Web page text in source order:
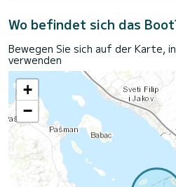
Wo befindet sich das
Bewegen Sie sich auf der Karte,
verwenden
+
−